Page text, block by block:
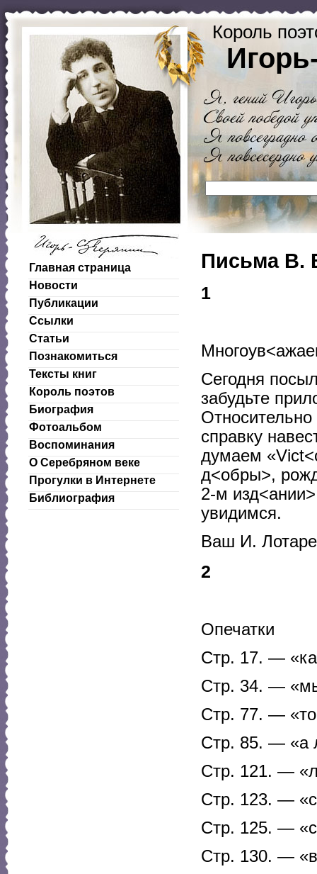
Король
Главная страница
Новости
Публикации
Ссылки
Статьи
Познакомиться
Тексты книг
Король поэтов
Биография
Фотоальбом
Воспоминания
О Серебряном веке
Прогулки в Интернете
Библиография
Письма B.
1
Сегодня
забудьте
справку
думаем
д<обры>,
2-м
увидимся.
Ваш И.
2
Опечатки
Стр. 17. —
Стр. 34. —
Стр. 77. —
Стр. 85. — «а
Стр. 121. —
Стр. 123. —
Стр. 125. —
Стр. 130. —